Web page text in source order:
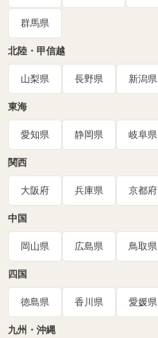
群馬県
北陸・甲信越
山梨県 長野県 新潟県
東海
愛知県 静岡県 岐阜県
関西
大阪府 兵庫県 京都府
中国
岡山県 広島県 鳥取県
四国
徳島県 香川県 愛媛県
九州・沖縄